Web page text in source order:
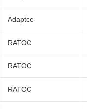
Adaptec
RATOC
RATOC
RATOC